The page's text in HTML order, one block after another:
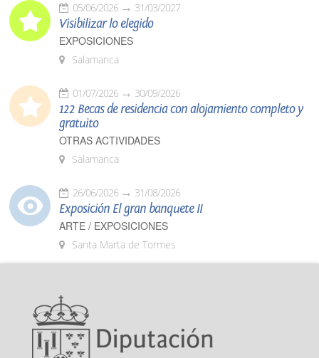
05/06/2026 31/03/2027
Visibilizar lo elegido
EXPOSICIONES
Salamanca
01/07/2026 30/09/2026
122 Becas de residencia con alojamiento completo y
gratuito
OTRAS ACTIVIDADES
Salamanca
26/06/2026 31/08/2026
Exposición El gran banquete II
ARTE / EXPOSICIONES
Santa Marta de Tormes